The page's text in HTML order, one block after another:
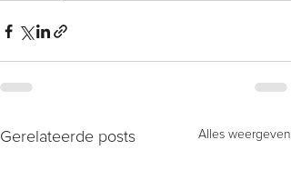
Gerelateerde posts Alles weergeven